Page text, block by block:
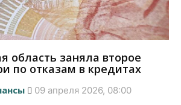
область заняла второе
по отказам в кредитах
09 апреля 2026, 08:00